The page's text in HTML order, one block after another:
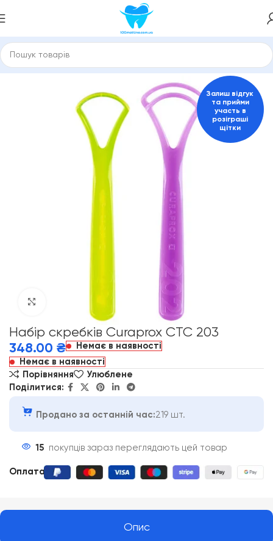
міжзубні йоржики Міжзубні йоржики та скребки Curaprox
Залиш відгук
та прийми
участь в
розіграші
щітки
Набір скребків Curaprox CTC 203
348.00 ₴
Немає в наявності
Немає в наявності
Порівняння
Улюблене
Поділитися:
Продано за останній час:219 шт.
15 покупців зараз переглядають цей товар
Оплата
Опис